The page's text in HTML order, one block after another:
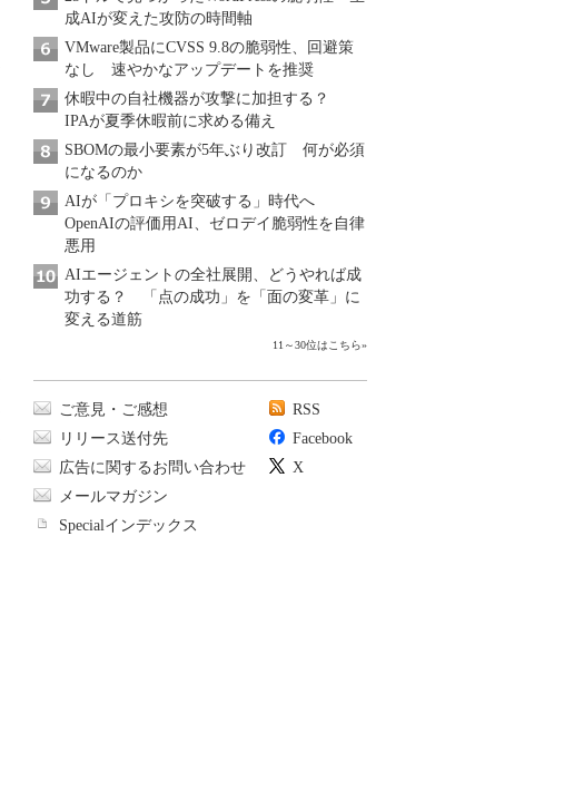
成AIが変えた攻防の時間軸
VMware製品にCVSS 9.8の脆弱性、回避策
なし 速やかなアップデートを推奨
休暇中の自社機器が攻撃に加担する？
IPAが夏季休暇前に求める備え
SBOMの最小要素が5年ぶり改訂 何が必須
になるのか
AIが「プロキシを突破する」時代へ
OpenAIの評価用AI、ゼロデイ脆弱性を自律
悪用
AIエージェントの全社展開、どうやれば成
功する？ 「点の成功」を「面の変革」に
変える道筋
11～30位はこちら»
ご意見・ご感想
リリース送付先
広告に関するお問い合わせ
メールマガジン
Specialインデックス
RSS
Facebook
X